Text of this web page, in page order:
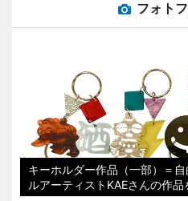
フォト
キーホルダー作品（一部）＝
ルアーティストKAEさんの作品